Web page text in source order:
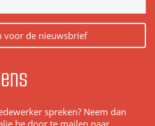
voor de nieuwsbrief
spreken? Neem dan